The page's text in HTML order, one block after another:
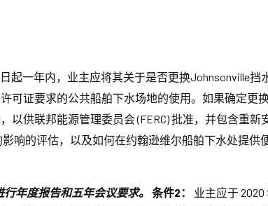
起一年内，业主应将其关于是否更换Johnsonville
可证要求的公共船舶下水场地的使用。如果确定更
以供联邦能源管理委员会 (FERC) 批准，并包含重
影响的评估，以及如何在约翰逊维尔船舶下水处提
行年度报告和五年会议要求。 条件2： 业主应于 2020